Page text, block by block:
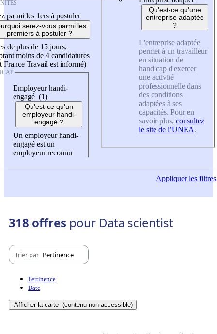
parmi les 1ers à postuler
serez-vous parmi les
premiers à postuler ?
de plus de 15 jours,
moins de 4 candidatures
France Travail est informé)
Employeur handi-
engagé (1)
Qu'est-ce qu'un
employeur handi-
engagé ?
Un employeur handi-
engagé est un
employeur reconnu
Qu'est-ce qu'une
entreprise adaptée
?
L'entreprise adaptée
permet à un travailleur
en situation de
handicap d'exercer
une activité
professionnelle dans
des conditions
adaptées à ses
capacités. Pour en
savoir plus, consultez
le site de l’UNEA.
Appliquerles filtres
318 offres pour Data scientist
Trier par Pertinence
Pertinence
Date
Afficher la carte (contenu non-accessible)